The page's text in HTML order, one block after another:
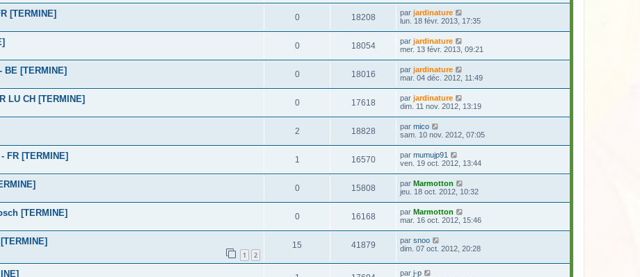
[TERMINE] 0 18208 par jardinature
lun. 18 févr. 2013, 17:35
0 18054 par jardinature
mer. 13 févr. 2013, 09:21
[TERMINE] 0 18016 par jardinature
mar. 04 déc. 2012, 11:49
LU CH [TERMINE] 0 17618 par jardinature
dim. 11 nov. 2012, 13:19
2 18828 par mico
sam. 10 nov. 2012, 07:05
FR [TERMINE] 1 16570 par mumujp91
ven. 19 oct. 2012, 13:44
0 15808 par Marmotton
jeu. 18 oct. 2012, 10:32
[TERMINE] 0 16168 par Marmotton
mar. 16 oct. 2012, 15:46
1 2
15 41879 par snoo
dim. 07 oct. 2012, 20:28
par j-p